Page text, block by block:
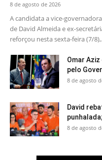
8 de agosto de 2026
A candidata a vice-
de David Almeida e ex-
reforçou nesta sexta-feira (7/
Omar
pelo
8 de agosto
David
8 de agosto